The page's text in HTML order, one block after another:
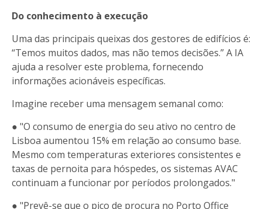
Do conhecimento à execução
Uma das principais queixas dos gestores de edifícios é:
“Temos muitos dados, mas não temos decisões.” A IA
ajuda a resolver este problema, fornecendo
informações acionáveis específicas.
Imagine receber uma mensagem semanal como:
● "O consumo de energia do seu ativo no centro de
Lisboa aumentou 15% em relação ao consumo base.
Mesmo com temperaturas exteriores consistentes e
taxas de pernoita para hóspedes, os sistemas AVAC
continuam a funcionar por períodos prolongados."
● "Prevê-se que o pico de procura no Porto Office